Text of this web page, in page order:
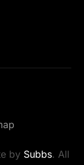
by Subbs. All